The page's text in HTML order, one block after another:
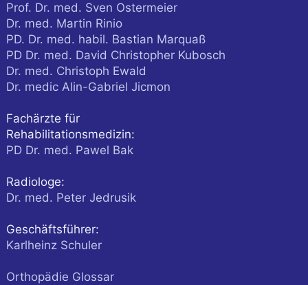
Prof. Dr. med. Sven Ostermeier
Dr. med. Martin Rinio
PD. Dr. med. habil. Bastian Marquaß
PD Dr. med. David Christopher Kubosch
Dr. med. Christoph Ewald
Dr. medic Alin-Gabriel Jicmon
Fachärzte für
Rehabilitationsmedizin:
PD Dr. med. Pawel Bak
Radiologe:
Dr. med. Peter Jedrusik
Geschäftsführer:
Karlheinz Schuler
Orthopädie Glossar